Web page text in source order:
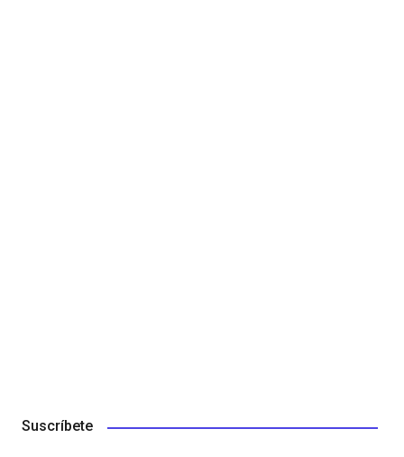
Suscríbete